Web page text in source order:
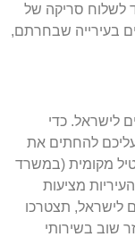
לשלוח סריקה של
בעירייה שבחרתם,
לישראל. כדי
להחתים את
מקומית (במשרד
מציעות
לישראל, תצטרכו
שוב בשירותי